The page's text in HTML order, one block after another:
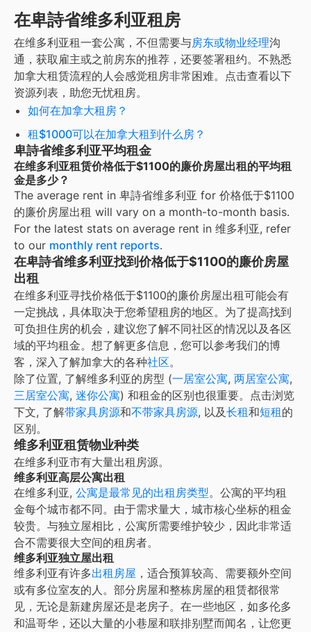
在卑詩省维多利亚租房
在维多利亚租一套公寓，不但需要与房东或物业经理沟
通，获取雇主或之前房东的推荐，还要签署租约。不熟悉
加拿大租赁流程的人会感觉租房非常困难。点击查看以下
资源列表，助您无忧租房。
如何在加拿大租房？
租$1000可以在加拿大租到什么房？
卑詩省维多利亚平均租金
在维多利亚租赁价格低于$1100的廉价房屋出租的平均租
金是多少？
The average rent in 卑詩省维多利亚 for 价格低于$1100
的廉价房屋出租 will vary on a month-to-month basis.
For the latest stats on average rent in 维多利亚, refer
to our monthly rent reports.
在卑詩省维多利亚找到价格低于$1100的廉价房屋
出租
在维多利亚寻找价格低于$1100的廉价房屋出租可能会有
一定挑战，具体取决于您希望租房的地区。为了提高找到
可负担住房的机会，建议您了解不同社区的情况以及各区
域的平均租金。 想了解更多信息，您可以参考我们的博
客，深入了解加拿大的各种社区。
除了位置, 了解维多利亚的房型 (一居室公寓, 两居室公寓,
三居室公寓, 迷你公寓) 和租金的区别也很重要。点击浏览
下文, 了解带家具房源和不带家具房源, 以及长租和短租的
区别。
维多利亚租赁物业种类
在维多利亚市有大量出租房源。
维多利亚高层公寓出租
在维多利亚, 公寓是最常见的出租房类型。公寓的平均租
金每个城市都不同。由于需求量大，城市核心坐标的租金
较贵。与独立屋相比，公寓所需要维护较少，因此非常适
合不需要很大空间的租房者。
维多利亚独立屋出租
维多利亚有许多出租房屋 ，适合预算较高、需要额外空间
或有多位室友的人。部分房屋和整栋房屋的租赁都很常
见，无论是新建房屋还是老房子。在一些地区，如多伦多
和温哥华，还以大量的小巷屋和联排别墅而闻名，让您更